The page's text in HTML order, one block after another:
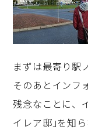
まずは最寄り駅
そのあとインフ
残念なことに、
イレア邸｣を知ら